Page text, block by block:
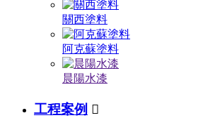
關西塗料
阿克蘇塗料
晨陽水漆
工程案例 